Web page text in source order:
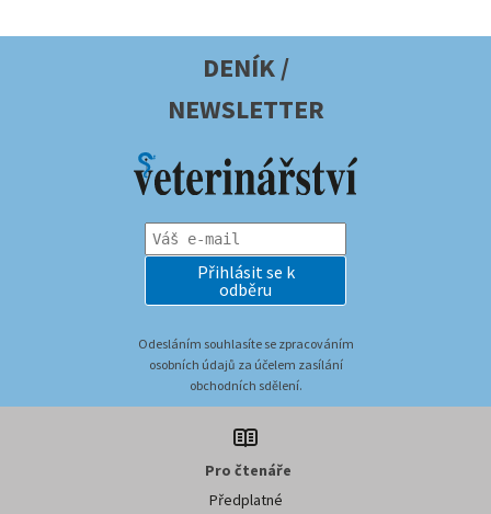
DENÍK /
NEWSLETTER
Přihlásit se k
odběru
Odesláním souhlasíte se zpracováním
osobních údajů za účelem zasílání
obchodních sdělení.
Pro čtenáře
Předplatné